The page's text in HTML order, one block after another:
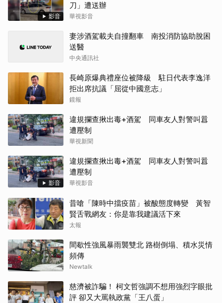
影音
刀」遭送辦
華視影音
妻涉酒駕載夫自撞翻車 南投消防協助脫困
送醫
中央通訊社
長崎原爆典禮座位被降級 駐日代表李逸洋
拒出席抗議「屈從中國意志」
鏡報
違規攔查揪出毒+酒駕 同車友人對警叫囂
遭壓制
華視新聞
影音
違規攔查揪出毒+酒駕 同車友人對警叫囂
遭壓制
華視影音
昔嗆「陳時中擋疫苗」被酸態度轉變 黃智
賢舌戰網友：你是靠我建議活下來
太報
間歇性強風暴雨襲雙北 路樹倒塌、積水災情
頻傳
Newtalk
慈濟被詐騙！ 柯文哲強調不想用強烈字眼批
評 卻又大罵執政黨「王八蛋」